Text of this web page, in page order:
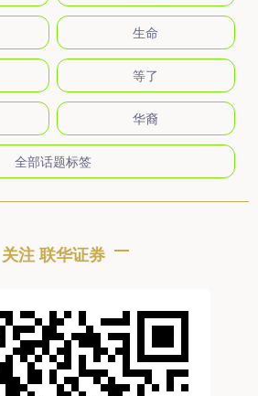
生命
等了
华裔
全部话题标签
关注 联华证券